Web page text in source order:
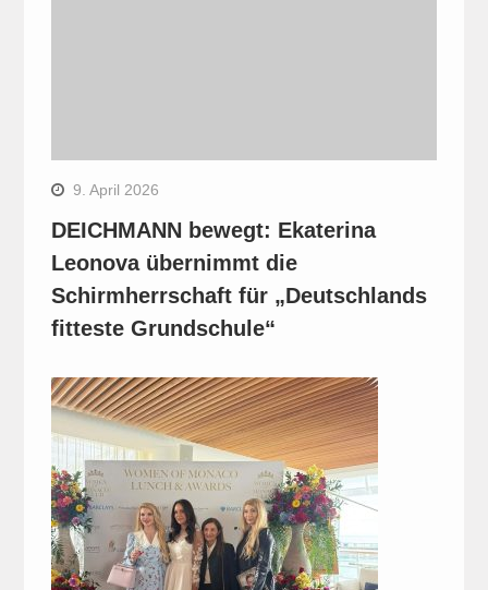
9. April 2026
DEICHMANN bewegt: Ekaterina
Leonova übernimmt die
Schirmherrschaft für „Deutschlands
fitteste Grundschule“